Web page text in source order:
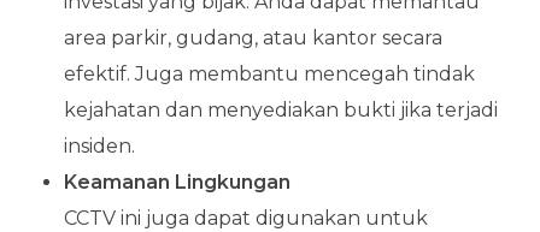
area parkir, gudang, atau kantor secara
efektif. Juga membantu mencegah tindak
kejahatan dan menyediakan bukti jika terjadi
insiden.
Keamanan Lingkungan
CCTV ini juga dapat digunakan untuk